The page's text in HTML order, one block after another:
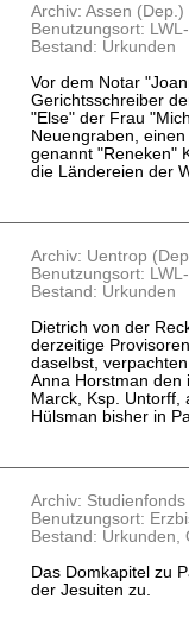
Archiv: Assen (Dep.)
Benutzungsort:
Bestand: Urkunden
Vor dem Notar
Gerichtsschreiber
"Else" der Frau
Neuengraben,
genannt "Reneken"
die Ländereien der
Archiv: Uentrop
Benutzungsort:
Bestand: Urkunden
Dietrich von der
derzeitige
daselbst,
Anna Horstman den
Marck, Ksp. Untorff,
Hülsman bisher in
Archiv:
Benutzungsort:
Bestand: Urkunden,
Das Domkapitel zu
der Jesuiten zu.